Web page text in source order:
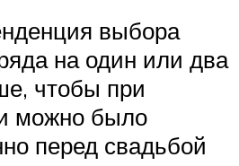
выбора
на один или два
чтобы при
можно было
перед свадьбой